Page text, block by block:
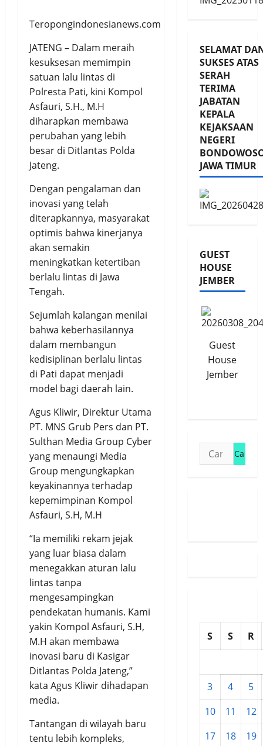
Teropongindonesianews.com
JATENG – Dalam meraih
kesuksesan memimpin
satuan lalu lintas di
Polresta Pati, kini Kompol
Asfauri, S.H., M.H
diharapkan membawa
perubahan yang lebih
besar di Ditlantas Polda
Jateng.
Dengan pengalaman dan
inovasi yang telah
diterapkannya, masyarakat
optimis bahwa kinerjanya
akan semakin
meningkatkan ketertiban
berlalu lintas di Jawa
Tengah.
Sejumlah kalangan menilai
bahwa keberhasilannya
dalam membangun
kedisiplinan berlalu lintas
di Pati dapat menjadi
model bagi daerah lain.
Agus Kliwir, Direktur Utama
PT. MNS Grub Pers dan PT.
Sulthan Media Group Cyber
yang menaungi Media
Group mengungkapkan
keyakinannya terhadap
kepemimpinan Kompol
Asfauri, S.H, M.H
“Ia memiliki rekam jejak
yang luar biasa dalam
menegakkan aturan lalu
lintas tanpa
mengesampingkan
pendekatan humanis. Kami
yakin Kompol Asfauri, S.H,
M.H akan membawa
inovasi baru di Kasigar
Ditlantas Polda Jateng,”
kata Agus Kliwir dihadapan
media.
Tantangan di wilayah baru
tentu lebih kompleks,
SELAMAT
SUKSES ATAS
SERAH
TERIMA
JABATAN
KEPALA
KEJAKSAAN
NEGERI
JAWA TIMUR
GUEST
HOUSE
JEMBER
Guest
House
Jember
Cari
untuk:
S S R
3 4
5
10
11
12
17
18
19